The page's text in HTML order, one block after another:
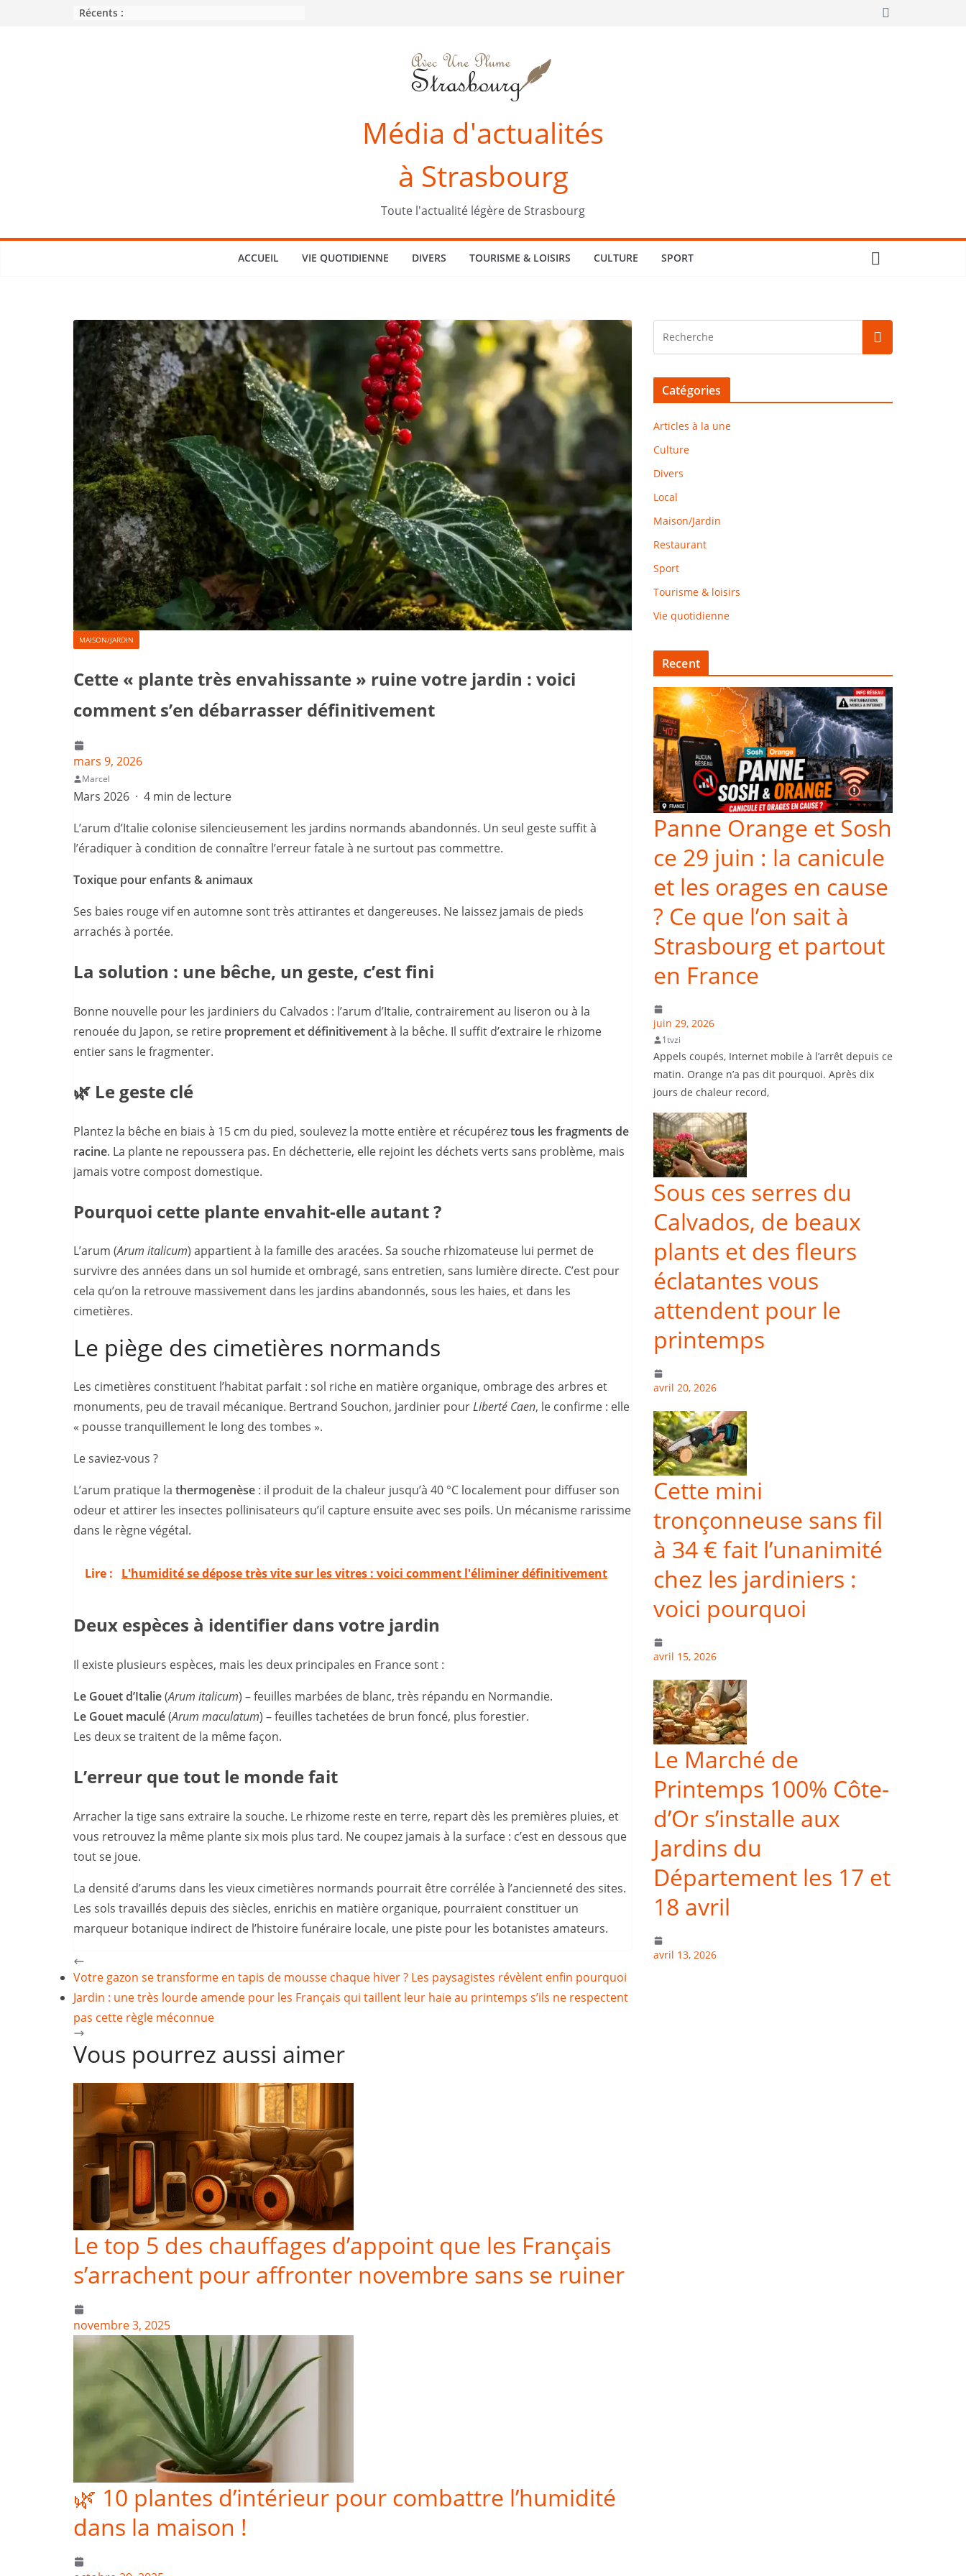
Récents :
Média d'actualités
à Strasbourg
Toute l'actualité légère de Strasbourg
ACCUEIL VIE QUOTIDIENNE DIVERS TOURISME & LOISIRS CULTURE SPORT
MAISON/JARDIN
Cette « plante très envahissante » ruine votre jardin : voici
comment s’en débarrasser définitivement
mars 9, 2026
Marcel
Mars 2026 · 4 min de lecture
L’arum d’Italie colonise silencieusement les jardins normands abandonnés. Un seul geste suffit à
l’éradiquer à condition de connaître l’erreur fatale à ne surtout pas commettre.
Toxique pour enfants & animaux
Ses baies rouge vif en automne sont très attirantes et dangereuses. Ne laissez jamais de pieds
arrachés à portée.
La solution : une bêche, un geste, c’est fini
Bonne nouvelle pour les jardiniers du Calvados : l’arum d’Italie, contrairement au liseron ou à la
renouée du Japon, se retire proprement et définitivementà la bêche. Il suffit d’extraire le rhizome
entier sans le fragmenter.
🌿 Le geste clé
Plantez la bêche en biais à 15 cm du pied, soulevez la motte entière et récupéreztous les fragments de
racine. La plante ne repoussera pas. En déchetterie, elle rejoint les déchets verts sans problème, mais
jamais votre compost domestique.
Pourquoi cette plante envahit-elle autant ?
L’arum (Arum italicum) appartient à la famille des aracées. Sa souche rhizomateuse lui permet de
survivre des années dans un sol humide et ombragé, sans entretien, sans lumière directe. C’est pour
cela qu’on la retrouve massivement dans les jardins abandonnés, sous les haies, et dans les
cimetières.
Le piège des cimetières normands
Les cimetières constituent l’habitat parfait : sol riche en matière organique, ombrage des arbres et
monuments, peu de travail mécanique. Bertrand Souchon, jardinier pourLiberté Caen, le confirme : elle
« pousse tranquillement le long des tombes ».
Le saviez-vous ?
L’arum pratique la thermogenèse : il produit de la chaleur jusqu’à 40 °C localement pour diffuser son
odeur et attirer les insectes pollinisateurs qu’il capture ensuite avec ses poils. Un mécanisme rarissime
dans le règne végétal.
Lire : L'humidité se dépose très vite sur les vitres : voici comment l'éliminer définitivement
Deux espèces à identifier dans votre jardin
Il existe plusieurs espèces, mais les deux principales en France sont :
Le Gouet d’Italie(Arum italicum) – feuilles marbées de blanc, très répandu en Normandie.
Le Gouet maculé(Arum maculatum) – feuilles tachetées de brun foncé, plus forestier.
Les deux se traitent de la même façon.
L’erreur que tout le monde fait
Arracher la tige sans extraire la souche. Le rhizome reste en terre, repart dès les premières pluies, et
vous retrouvez la même plante six mois plus tard. Ne coupez jamais à la surface : c’est en dessous que
tout se joue.
La densité d’arums dans les vieux cimetières normands pourrait être corrélée à l’ancienneté des sites.
Les sols travaillés depuis des siècles, enrichis en matière organique, pourraient constituer un
marqueur botanique indirect de l’histoire funéraire locale, une piste pour les botanistes amateurs.
Votre gazon se transforme en tapis de mousse chaque hiver ? Les paysagistes révèlent enfin pourquoi
Jardin : une très lourde amende pour les Français qui taillent leur haie au printemps s’ils ne respectent
pas cette règle méconnue
Vous pourrez aussi aimer
Le top 5 des chauffages d’appoint que les Français
s’arrachent pour affronter novembre sans se ruiner
novembre 3, 2025
🌿 10 plantes d’intérieur pour combattre l’humidité
dans la maison !
Catégories
Articles à la une
Culture
Divers
Local
Maison/Jardin
Restaurant
Sport
Tourisme & loisirs
Vie quotidienne
Recent
Panne Orange et Sosh
ce 29 juin : la canicule
et les orages en cause
? Ce que l’on sait à
Strasbourg et partout
en France
juin 29, 2026
1tvzi
Appels coupés, Internet mobile à l’arrêt depuis ce
matin. Orange n’a pas dit pourquoi. Après dix
jours de chaleur record,
Sous ces serres du
Calvados, de beaux
plants et des fleurs
éclatantes vous
attendent pour le
printemps
avril 20, 2026
Cette mini
tronçonneuse sans fil
à 34 € fait l’unanimité
chez les jardiniers :
voici pourquoi
avril 15, 2026
Le Marché de
Printemps 100% Côte-
d’Or s’installe aux
Jardins du
Département les 17 et
18 avril
avril 13, 2026